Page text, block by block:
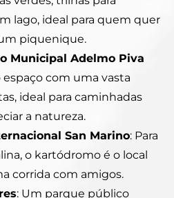
lago, ideal para quem quer
piquenique.
Municipal Adelmo Piva
espaço com uma vasta
ideal para caminhadas
a natureza.
San Marino: Para
o kartódromo é o local
corrida com amigos.
: Um parque público